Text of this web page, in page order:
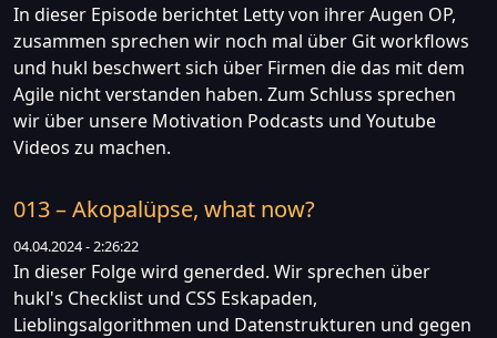
In dieser Episode berichtet Letty von ihrer Augen OP,
zusammen sprechen wir noch mal über Git workflows
und hukl beschwert sich über Firmen die das mit dem
Agile nicht verstanden haben. Zum Schluss sprechen
wir über unsere Motivation Podcasts und Youtube
Videos zu machen.
013 – Akopalüpse, what now?
04.04.2024 - 2:26:22
In dieser Folge wird generded. Wir sprechen über
hukl's Checklist und CSS Eskapaden,
Lieblingsalgorithmen und Datenstrukturen und gegen